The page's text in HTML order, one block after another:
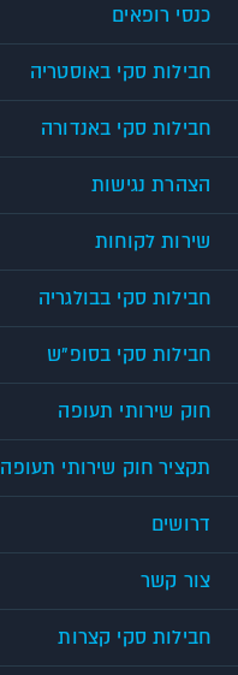
כנסי רופאים
חבילות סקי באוסטריה
חבילות סקי באנדורה
הצהרת נגישות
שירות לקוחות
חבילות סקי בבולגריה
חבילות סקי בסופ"ש
חוק שירותי תעופה
תקציר חוק שירותי תעופה
דרושים
צור קשר
חבילות סקי קצרות